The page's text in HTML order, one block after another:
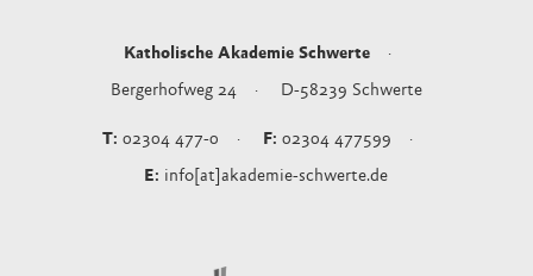
Katholische Akademie Schwerte
Bergerhofweg 24 D-58239 Schwerte
02304 477-0 02304 477599
info[at]akademie-schwerte.de